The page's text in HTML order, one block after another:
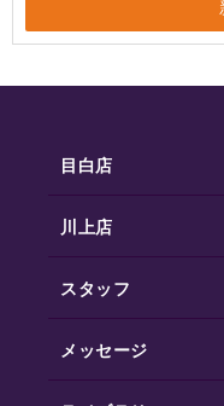
目白店
川上店
スタッフ
メッセージ